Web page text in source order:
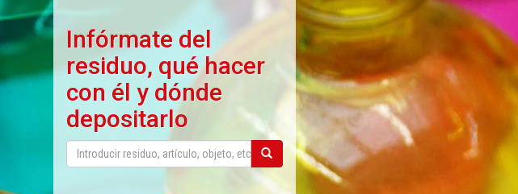
Infórmate del
residuo, qué hacer
con él y dónde
depositarlo